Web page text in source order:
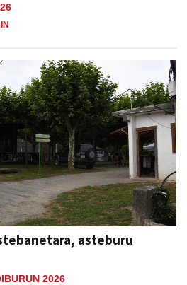
asteburu
2026